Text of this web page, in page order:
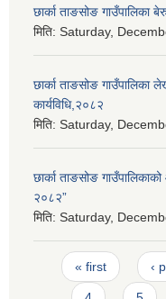
छार्का ताङसोङ गाउँपालिका
मिति: Saturday,
छार्का ताङसोङ गाउँपालिका
कार्यविधि,२०८२
मिति: Saturday,
छार्का ताङसोङ गाउँपालिकाको
२०८२”
मिति: Saturday,
Pages
« first ‹